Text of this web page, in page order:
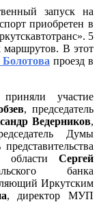
вышли
на
линию
в
запуск на
приобретен в
5
В этот
проезд в
участие
, председатель
Ведерников,
Думы
области Сергей
банка
Иркутским
, директор МУП